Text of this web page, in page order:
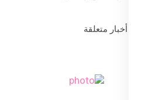
أخبار متعلقة